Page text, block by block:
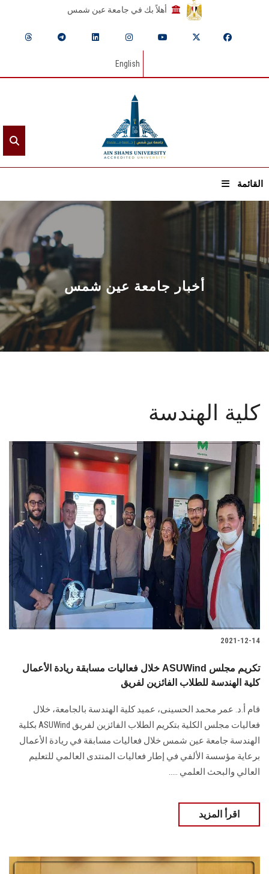
أهلاً بك في جامعة عين شمس
English
القائمة
الرئيسيـة
عن الجامعة
القطاعـات
الشئون الأكاديمية
البحث العلمي
الأنظمة الذكية
الإعلام
تواصل معنا
الطلاب
هيئة التدريس
الدراسات العليا
الزائـرون
سجل الان
أخبار جامعة عين شمس
كلية الهندسة
2021-12-14
خلال فعاليات مسابقة ريادة الأعمال ASUWind تكريم مجلس
كلية الهندسة للطلاب الفائزين لفريق
قام أ.د. عمر محمد الحسينى، عميد كلية الهندسة بالجامعة، خلال
فعاليات مجلس الكلية بتكريم الطلاب الفائزين لفريق ASUWind بكلية
الهندسة جامعة عين شمس خلال فعاليات مسابقة في ريادة الأعمال
برعاية مؤسسة الألفي في إطار فعاليات المنتدى العالمي للتعليم
العالي والبحث العلمي .....
اقرأ المزيد